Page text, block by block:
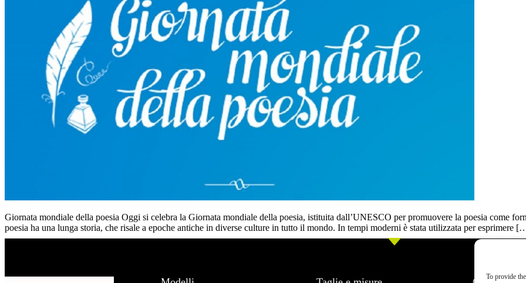
To provide
Giornata mondiale della poesia Oggi si celebra la Giornata mondiale della poesia, istituita dall’UNESCO per promuovere la poesia come
poesia ha una lunga storia, che risale a epoche antiche in diverse culture in tutto il mondo. In tempi moderni è stata utilizzata per esprimere